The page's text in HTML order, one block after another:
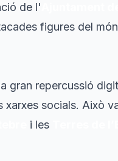
de l'
figures del
gran repercussió
socials. Això
i les